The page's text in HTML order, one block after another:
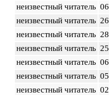
неизвестный читатель
неизвестный читатель
неизвестный читатель
неизвестный читатель
неизвестный читатель
неизвестный читатель
неизвестный читатель